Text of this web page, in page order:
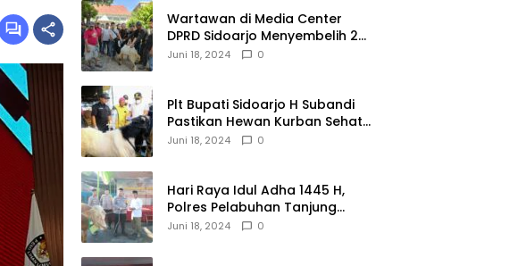
Wartawan di Media Center
DPRD Sidoarjo Menyembelih 2
Ekor Kambing
Juni 18, 2024 0
Plt Bupati Sidoarjo H Subandi
Pastikan Hewan Kurban Sehat
dan Aman
Juni 18, 2024 0
Hari Raya Idul Adha 1445 H,
Polres Pelabuhan Tanjung
Perak Salurkan 49 Hewan
Juni 18, 2024 0